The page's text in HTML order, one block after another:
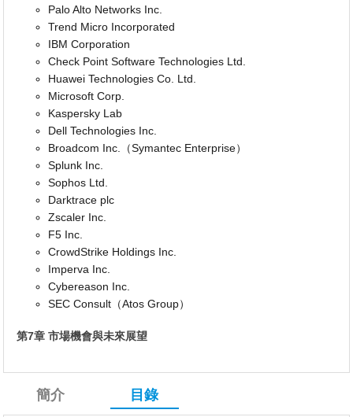
Palo Alto Networks Inc.
Trend Micro Incorporated
IBM Corporation
Check Point Software Technologies Ltd.
Huawei Technologies Co. Ltd.
Microsoft Corp.
Kaspersky Lab
Dell Technologies Inc.
Broadcom Inc.（Symantec Enterprise）
Splunk Inc.
Sophos Ltd.
Darktrace plc
Zscaler Inc.
F5 Inc.
CrowdStrike Holdings Inc.
Imperva Inc.
Cybereason Inc.
SEC Consult（Atos Group）
第7章 市場機會與未來展望
簡介 目錄